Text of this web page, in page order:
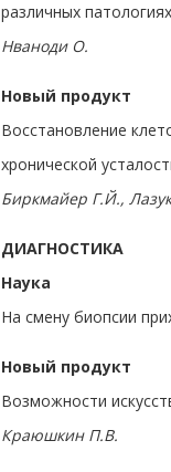
различных
Нваноди О.
Новый продукт
Восстановление
хронической
Биркмайер Г.Й.,
ДИАГНОСТИКА
Наука
На смену биопсии
Новый продукт
Возможности
Краюшкин П.В.